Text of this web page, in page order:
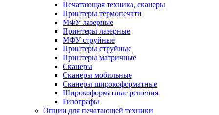
Печатающая техника, сканеры
Принтеры термопечати
МФУ лазерные
Принтеры лазерные
МФУ струйные
Принтеры струйные
Принтеры матричные
Сканеры
Сканеры мобильные
Сканеры широкоформатные
Широкоформатные решения
Ризографы
Опции для печатающей техники